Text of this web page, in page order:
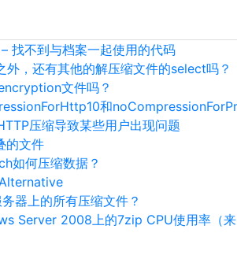
找不到与档案一起使用的代码
外，还有其他的解压缩文件的select吗？
文件吗？
和
压缩导致某些用户出现问题
的文件
如何压缩数据？
器上的所有压缩文件？
Server 2008上的7zip CPU使用率（来